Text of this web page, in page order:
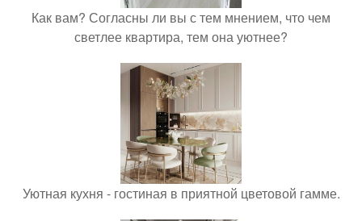
Как вам? Согласны ли вы с тем мнением, что чем
светлее квартира, тем она уютнее?
Уютная кухня - гостиная в приятной цветовой гамме.